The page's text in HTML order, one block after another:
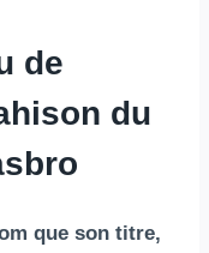
de
du
que son titre,